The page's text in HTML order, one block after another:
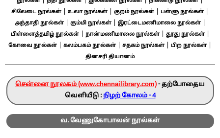
சிலேடை நூல்கள் உலா நூல்கள் குறம் நூல்கள் பள்ளு நூல்கள்
அந்தாதி நூல்கள்| கும்மி நூல்கள்| இரட்டைமணிமாலை நூல்கள்|
பிள்ளைத்தமிழ் நூல்கள்| நான்மணிமாலை நூல்கள்| தூது நூல்கள்|
கோவை நூல்கள் கலம்பகம் நூல்கள் சதகம் நூல்கள் பிற நூல்கள்
தினசரி தியானம்
சென்னை நூலகம் (www.chennailibrary.com)- தற்போதைய
வெளியீடு : நிழற் கோலம் - 4
வ. வேணுகோபாலன் நூல்கள்